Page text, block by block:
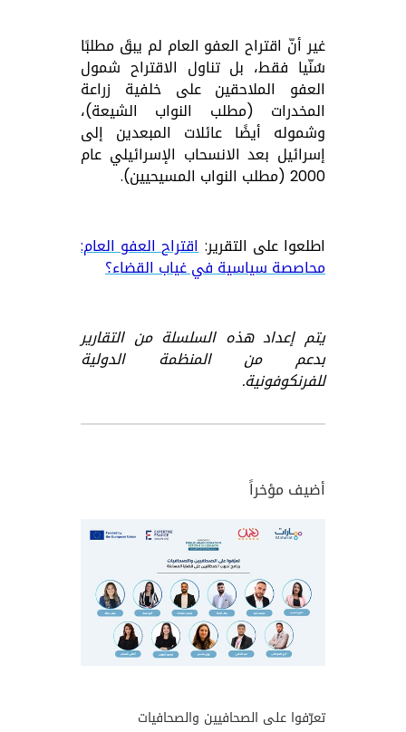
غير أنّ اقتراح العفو العام لم يبقَ مطلبًا
سُنّيا فقط، بل تناول الاقتراح شمول
العفو الملاحقين على خلفية زراعة
المخدرات (مطلب النواب الشيعة)،
وشموله أيضًا عائلات المبعدين إلى
إسرائيل بعد الانسحاب الإسرائيلي عام
2000 (مطلب النواب المسيحيين).
اطلعوا على التقرير:اقتراح العفو العام:
محاصصة سياسية في غياب القضاء؟
يتم إعداد هذه السلسلة من التقارير
بدعم من المنظمة الدولية
للفرنكوفونية.
أضيف مؤخراً
تعرّفوا على الصحافيين والصحافيات